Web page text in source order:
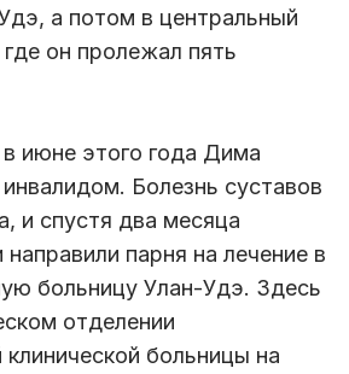
а потом в центральный
он пролежал пять
июне этого года Дима
Болезнь суставов
и спустя два месяца
направили парня на лечение в
больницу Улан-Удэ. Здесь
отделении
больницы на